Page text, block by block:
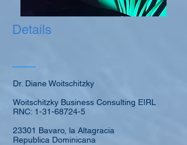
Details
Dr. Diane Woitschitzky
Woitschitzky Business Consulting EIRL
RNC: 1-31-68724-5
23301 Bavaro, la Altagracia
Republica Dominicana